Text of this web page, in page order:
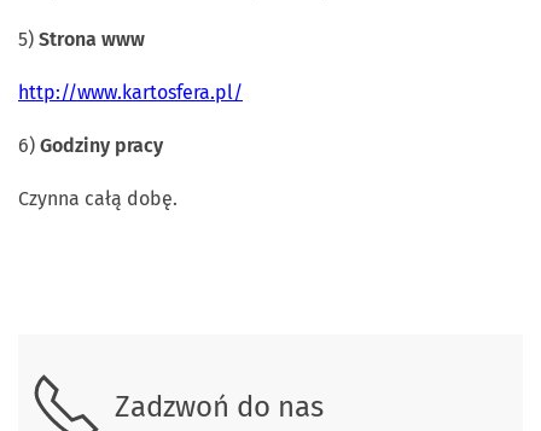
5) Strona www
http://www.kartosfera.pl/
6) Godziny pracy
Czynna całą dobę.
Zadzwoń do nas